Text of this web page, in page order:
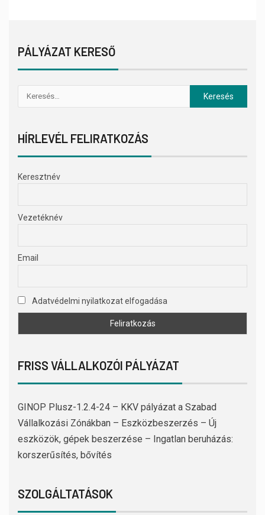
PÁLYÁZAT KERESŐ
HÍRLEVÉL FELIRATKOZÁS
Keresztnév
Vezetéknév
Email
Adatvédelmi nyilatkozat elfogadása
FRISS VÁLLALKOZÓI PÁLYÁZAT
GINOP Plusz-1.2.4-24 – KKV pályázat a Szabad
Vállalkozási Zónákban – Eszközbeszerzés – Új
eszközök, gépek beszerzése – Ingatlan beruházás:
korszerűsítés, bővítés
SZOLGÁLTATÁSOK